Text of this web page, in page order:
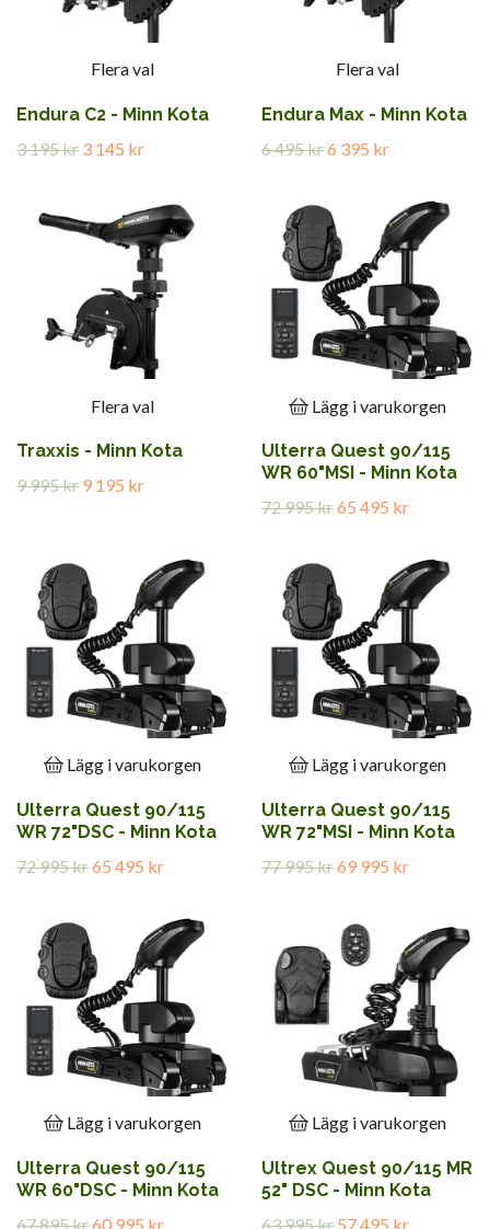
Flera val
Endura C2 - Minn Kota
3 195 kr 3 145 kr
Flera val
Endura Max - Minn Kota
6 495 kr6 395 kr
Flera val
Traxxis - Minn Kota
9 995 kr 9 195 kr
Lägg i varukorgen
Ulterra Quest 90/115
WR 60"MSI - Minn Kota
72 995 kr65 495 kr
Lägg i varukorgen
Ulterra Quest 90/115
WR 72"DSC - Minn Kota
72 995 kr65 495 kr
Lägg i varukorgen
Ulterra Quest 90/115
WR 72"MSI - Minn Kota
77 995 kr69 995 kr
Lägg i varukorgen
Ulterra Quest 90/115
WR 60"DSC - Minn Kota
67 895 kr60 995 kr
Lägg i varukorgen
Ultrex Quest 90/115 MR
52" DSC - Minn Kota
63 995 kr 57 495 kr